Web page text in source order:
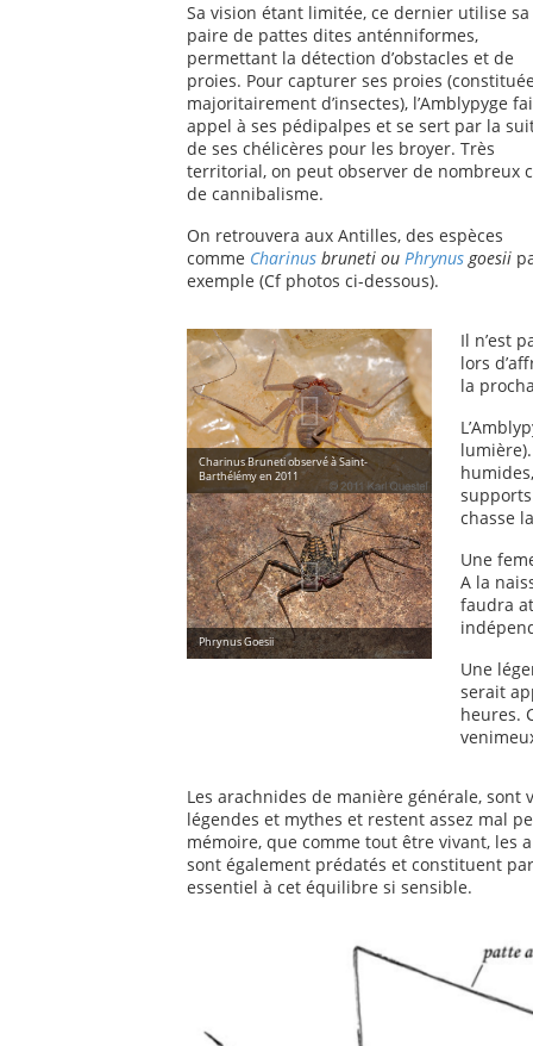
Sa vision étant limitée, ce dernier utilise sa
paire de pattes dites anténniformes,
permettant la détection d’obstacles et de
proies. Pour capturer ses proies
majoritairement d’insectes), l’Amblypyge
appel à ses pédipalpes et se sert par la
de ses chélicères pour les broyer. Très
territorial, on peut observer de nombreux
de cannibalisme.
On retrouvera aux Antilles, des espèces
comme Charinus bruneti ou Phrynusgoesii
exemple (Cf photos ci-dessous).
Charinus Bruneti observé à Saint-
Barthélémy en 2011
Phrynus Goesii
Il n’est
lors
la
chasse
Une
A la
faudra
Une
serait
heures.
Les arachnides de manière générale,
légendes et mythes et restent assez mal
mémoire, que comme tout être vivant,
sont également prédatés et constituent
essentiel à cet équilibre si sensible.